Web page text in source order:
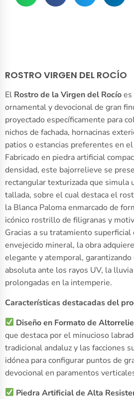
ROSTRO VIRGEN DEL ROCÍO
El Rostro de la Virgen del Rocío
ornamental y devocional de gran
proyectado específicamente para
nichos de fachada, hornacinas
patios o estancias preferentes en
Fabricado en piedra artificial
densidad, este bajorrelieve se
rectangular texturizada que simula
tallada, sobre el cual destaca el
la Blanca Paloma enmarcado de
icónico rostrillo de filigranas y
Gracias a su tratamiento superficial
envejecido mineral, la obra
elegante y atemporal,
absoluta ante los rayos UV, la
prolongadas en la intemperie.
Características destacadas del
Diseño en Formato de
que destaca por el minucioso
tradicional andaluz y las facciones
idónea para configurar puntos de
devocional en paramentos
Piedra Artificial de Alta